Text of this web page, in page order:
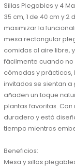
Sillas Plegables y 4
35 cm, 1 de 40 cm y
maximizar la
mesa rectangular
comidas al aire libre,
fácilmente cuando no
cómodas y
invitados se sientan
añaden un toque
plantas favoritas.
duradero y está
tiempo mientras
Beneficios:
Mesa y sillas